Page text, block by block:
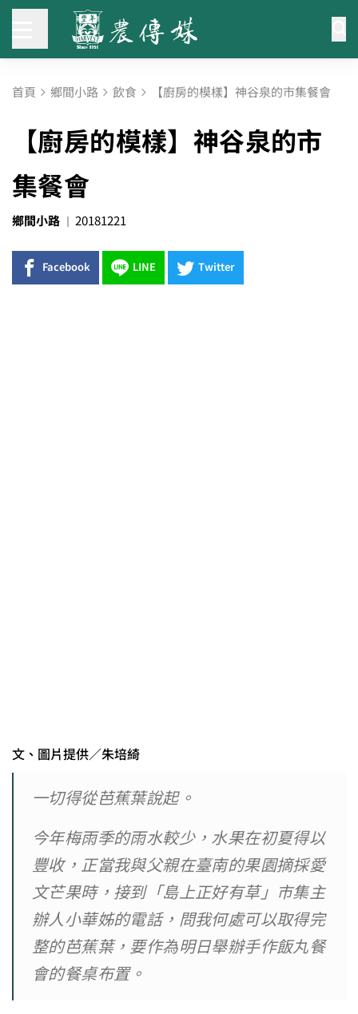
首頁 鄉間小路 飲食 【廚房的模樣】神谷泉的市集餐會
【廚房的模樣】神谷泉的市
集餐會
鄉間小路 20181221
Facebook LINE Twitter
文、圖片提供／朱培綺
一切得從芭蕉葉說起。
今年梅雨季的雨水較少，水果在初夏得以
豐收，正當我與父親在臺南的果園摘採愛
文芒果時，接到「島上正好有草」市集主
辦人小華姊的電話，問我何處可以取得完
整的芭蕉葉，要作為明日舉辦手作飯丸餐
會的餐桌布置。